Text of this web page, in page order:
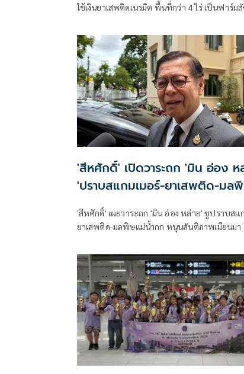
ใช้เงินยาเสพติดเนรมิต พื้นที่กว่า 4 ไร่ เป็นฟาร์ม
'สีหศักดิ์' เปิดวาระถก 'มิน อ่อง ห
'ปราบสแกมเมอร์-ยาเสพติด-มล
'สีหศักดิ์' เผยวาระถก 'มิน อ่อง หล่าย' ชูปราบสแ
ยาเสพติด-มลพิษแม่น้ำกก หนุนสันติภาพเมียนมา